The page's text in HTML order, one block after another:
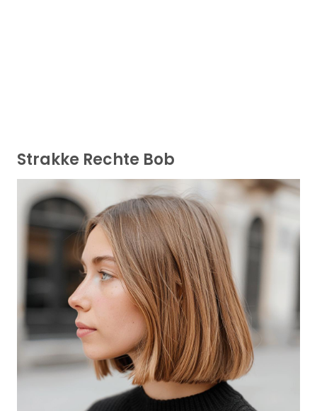
Strakke Rechte Bob